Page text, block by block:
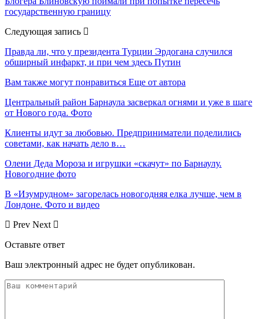
государственную границу
Следующая запись
Правда ли, что у президента Турции Эрдогана случился
обширный инфаркт, и при чем здесь Путин
Вам также могут понравиться Еще от автора
Центральный район Барнаула засверкал огнями и уже в шаге
от Нового года. Фото
Клиенты идут за любовью. Предприниматели поделились
советами, как начать дело в…
Олени Деда Мороза и игрушки «скачут» по Барнаулу.
Новогодние фото
В «Изумрудном» загорелась новогодняя елка лучше, чем в
Лондоне. Фото и видео
Prev Next
Оставьте ответ
Ваш электронный адрес не будет опубликован.